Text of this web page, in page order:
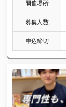
開催場所
募集人数
申込締切